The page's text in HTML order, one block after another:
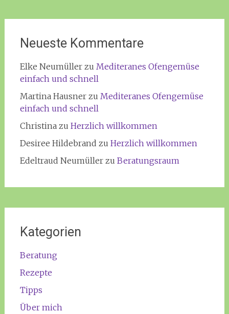
Neueste Kommentare
Elke Neumüllerzu Mediteranes Ofengemüse
einfach und schnell
Martina Hausnerzu Mediteranes Ofengemüse
einfach und schnell
Christinazu Herzlich willkommen
Desiree Hildebrand zu Herzlich willkommen
Edeltraud Neumüllerzu Beratungsraum
Kategorien
Beratung
Rezepte
Tipps
Über mich